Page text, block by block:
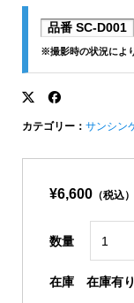
品番 SC-D001
※撮影時の状況によ
カテゴリー： サンシン
¥6,600（税込）
数量
在庫 在庫有り